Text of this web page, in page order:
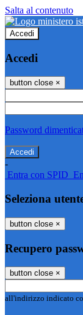
Salta al contenuto
Accedi
Accedi
button close ×
Password
-
Entra con SPID
Seleziona
button close ×
Recupero
button close ×
all'indirizzo indicato